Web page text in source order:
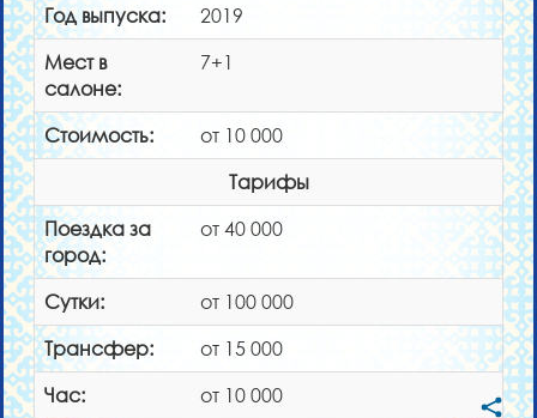
Год выпуска:
2019
Мест в
салоне:
7+1
Стоимость:
от 10 000
Тарифы
Поездка за
город:
от 40 000
Сутки:
от 100 000
Трансфер:
от 15 000
Час:
от 10 000